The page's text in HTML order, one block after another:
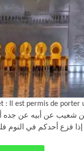
: Il est permis de